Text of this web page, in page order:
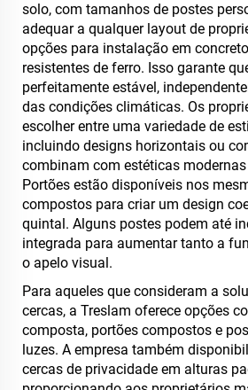
solo, com tamanhos de postes
adequar a qualquer layout de
opções para instalação em
resistentes de ferro. Isso garante
perfeitamente estável,
das condições climáticas. Os
escolher entre uma variedade de
incluindo designs horizontais ou
combinam com estéticas
Portões estão disponíveis nos
compostos para criar um design
quintal. Alguns postes podem até
integrada para aumentar tanto a
o apelo visual.
Para aqueles que consideram a
cercas, a Treslam oferece opções
composta, portões compostos e
luzes. A empresa também
cercas de privacidade em alturas